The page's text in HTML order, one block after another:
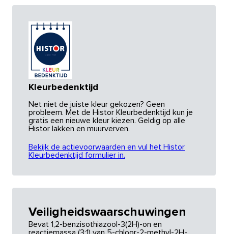
Kleurbedenktijd
Net niet de juiste kleur gekozen? Geen
probleem. Met de Histor Kleurbedenktijd kun je
gratis een nieuwe kleur kiezen. Geldig op alle
Histor lakken en muurverven.
Bekijk de actievoorwaarden en vul het Histor
Kleurbedenktijd formulier in.
Veiligheidswaarschuwingen
Bevat 1,2-benzisothiazool-3(2H)-on en
reactiemassa (3:1) van 5-chloor-2-methyl-2H-